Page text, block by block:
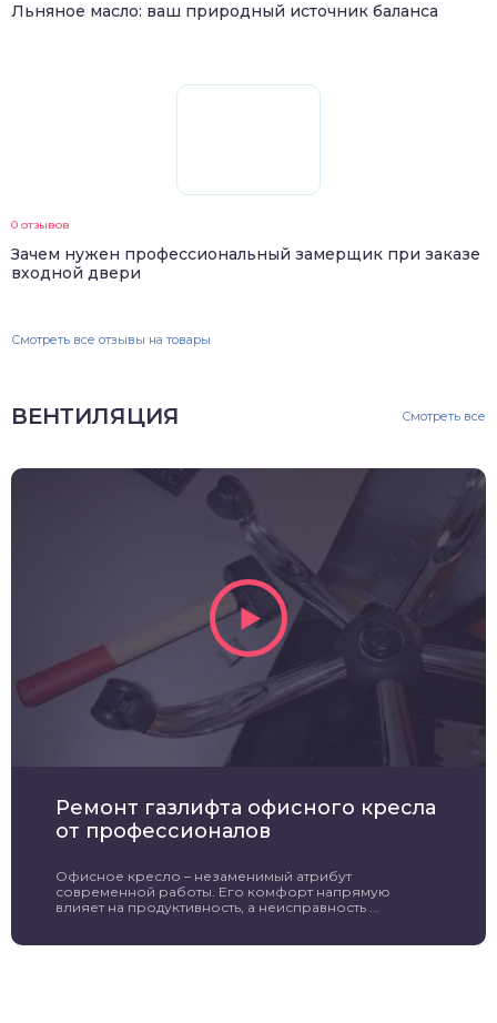
Льняное масло: ваш природный источник баланса
0 отзывов
Зачем нужен профессиональный замерщик при заказе
входной двери
Смотреть все отзывы на товары
ВЕНТИЛЯЦИЯ Смотреть все
Ремонт газлифта офисного кресла
от профессионалов
Офисное кресло – незаменимый атрибут
современной работы. Его комфорт напрямую
влияет на продуктивность, а неисправность ...